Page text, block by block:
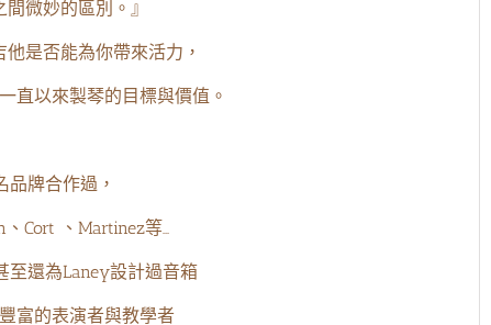
微妙的區別。』
是否能為你帶來活力，
直以來製琴的目標與價值。
品牌合作過，
、Cort 、Martinez等…
至還為Laney設計過音箱
富的表演者與教學者